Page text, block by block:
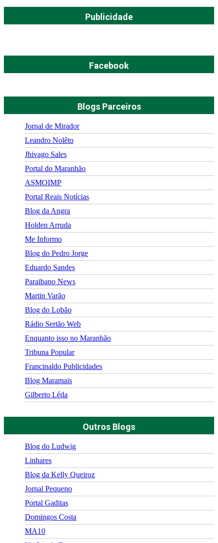
Publicidade
Facebook
Blogs Parceiros
Jornal de Mirador
Leandro Nolêto
Jhivago Sales
Portal do Maranhão
ASMOIMP
Portal Reais Notí­cias
Blog da Angra
Holden Arruda
Me Informo
Blog do Pedro Jorge
Eduardo Sandes
Paraibano News
Martin Varão
Blog do Lobão
Rádio Sertão Web
Enquanto isso no Maranhão
Tribuna Popular
Francinaldo Publicidades
Blog Maramais
Gilberto Léda
Outros Blogs
Blog do Ludwig
Linhares
Blog da Kelly Queiroz
Jornal Pequeno
Portal Gaditas
Domingos Costa
MA10